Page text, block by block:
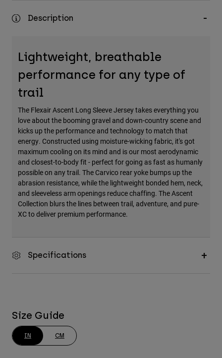
Chapeaux et Casquettes
Voir tout
Description
Lightweight, breathable
performance for any type of
trail
The Flexair Ascent Long Sleeve Jersey takes everything you
love about the booming gravel and down-country scene and
kicks up the performance and technology to match that
energy. Constructed using moisture-wicking fabric, it's got
maximum cooling on its mind and is our most aerodynamic
and closest-to-body fit - perfect for going as fast as humanly
possible on any trail. The Carvico rear yoke bumps up the
abrasion resistance, while the lightweight bonded hem, neck,
and sleeveless arm openings reduce chaffing. The Ascent
Collection blurs the lines between trail, adventure, and pure-
XC to deliver premium performance.
Specifications
Size Guide
IN CM